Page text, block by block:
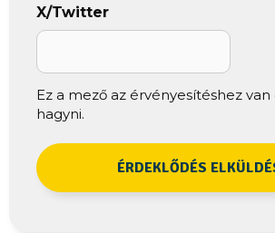
X/Twitter
Ez a mező az érvényesítéshez
hagyni.